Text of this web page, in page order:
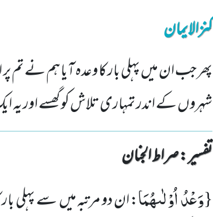
کنزالایمان
پھر جب ان میں پہلی بار کا وعدہ آیا ہم نے تم
شہروں کے اندر تمہاری تلاش کو گھسے اور یہ
تفسیر : ‎صراط الجنان
{وَعْدُ اُوْلٰىهُمَا: ان دو مرتبہ میںسے پہلی